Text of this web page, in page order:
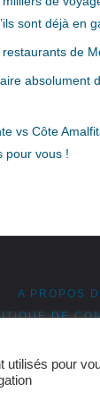
sont déjà en
de
absolument
vs Côte
pour vous !
A PROPOS
DE
&
utilisés pour